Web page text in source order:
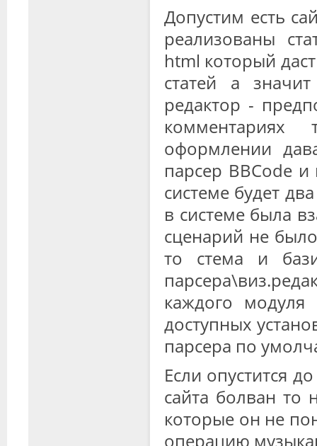
Допустим есть
реализованы
html который
статей а
редактор -
оформлении
парсер BBCode
системе будет
в системе была
сценарий не
то стема и
каждого модуля
доступных
парсера по
Если опустится
сайта болван то
которые он не
операцию